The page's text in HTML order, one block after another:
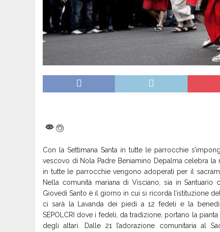
Con la Settimana Santa in tutte le parrocchie
vescovo di Nola Padre Beniamino Depalma celebra
in tutte le parrocchie vengono adoperati per il
Nella comunità mariana di Visciano, sia in
Giovedì Santo è il giorno in cui si ricorda l’istituzione
ci sarà la Lavanda dei piedi a 12 fedeli e la
SEPOLCRI dove i fedeli, da tradizione, portano la
degli altari. Dalle 21 l’adorazione comunitaria al